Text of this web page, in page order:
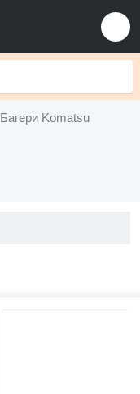
Багери Komatsu